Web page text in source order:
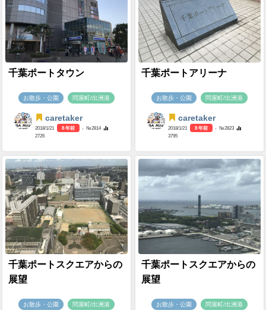
千葉ポートタウン
お散歩・公園 問屋町/出洲港
caretaker
2018/1/21 8 年前
- №2814
2726
千葉ポートアリーナ
お散歩・公園 問屋町/出洲港
caretaker
2018/1/21 8 年前
- №2823
3795
千葉ポートスクエアからの
展望
お散歩・公園 問屋町/出洲港
千葉ポートスクエアからの
展望
お散歩・公園 問屋町/出洲港